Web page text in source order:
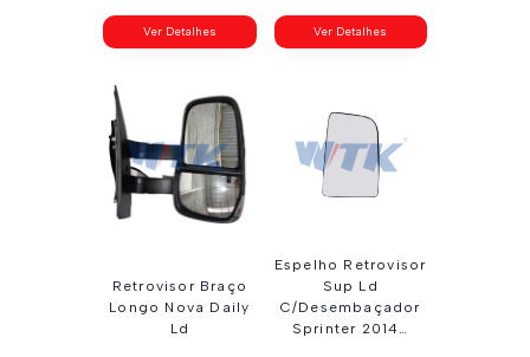
Ver Detalhes Ver Detalhes
Retrovisor Braço
Longo Nova Daily
Ld
Espelho Retrovisor
Sup Ld
C/Desembaçador
Sprinter 2014…